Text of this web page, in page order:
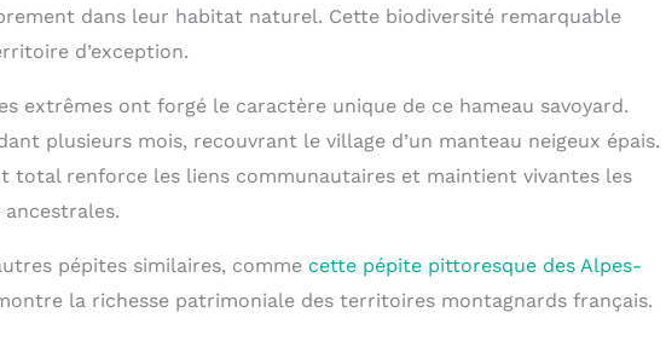
dans leur habitat naturel. Cette biodiversité remarquable
d’exception.
extrêmes ont forgé le caractère unique de ce hameau savoyard.
plusieurs mois, recouvrant le village d’un manteau neigeux épais.
total renforce les liens communautaires et maintient vivantes les
pépites similaires, comme cette pépite pittoresque des Alpes-
la richesse patrimoniale des territoires montagnards français.